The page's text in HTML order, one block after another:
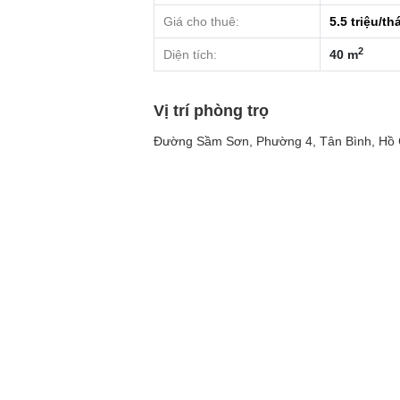
Giá cho thuê: 5.5 triệu/
Diện tích: 40 m2
Vị trí phòng trọ
Đường Sầm Sơn, Phường 4, Tân Bình, Hồ